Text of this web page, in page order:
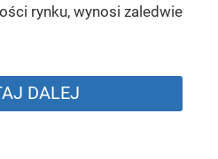
rynku, wynosi zaledwie
DALEJ